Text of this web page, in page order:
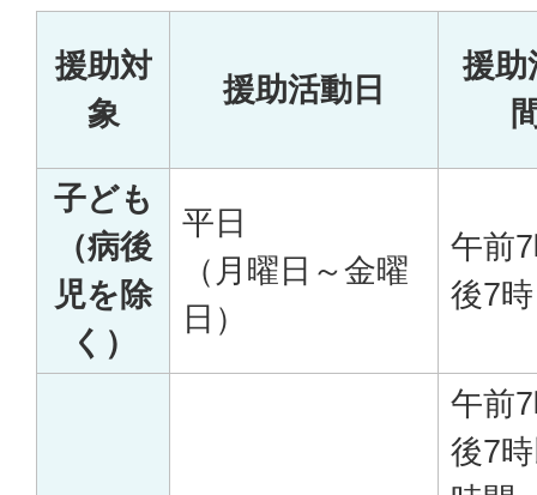
援助対
象
援助活動日
援助
子ども
（病後
児を除
く）
平日
（月曜日～金曜
日）
午前
後7時
午前
後7